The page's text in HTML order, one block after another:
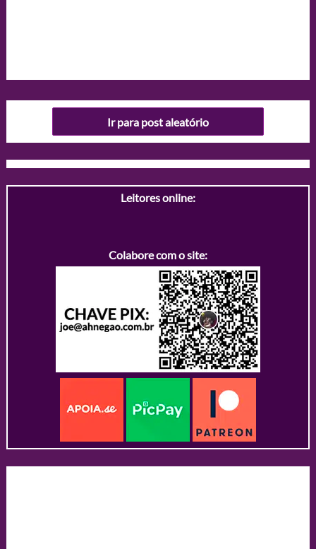
Ir para post aleatório
Leitores online:
Colabore com o site: